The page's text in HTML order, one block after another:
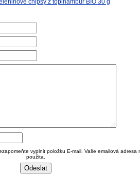
chipsy z topinambur BIO 30 g
vyplnit položku E-mail. Vaše emailová adresa
použita.